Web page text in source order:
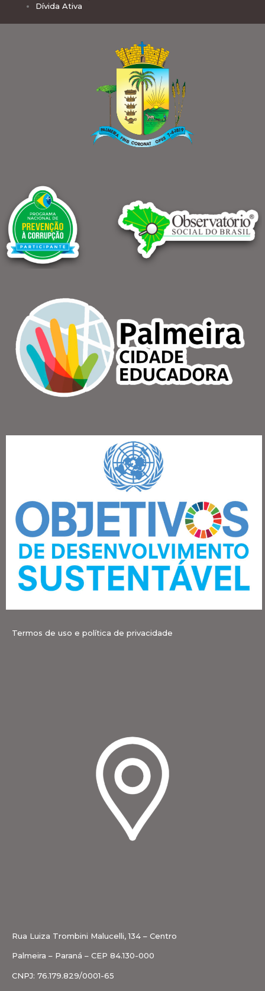
Dívida Ativa
Termos de uso e política de privacidade
Rua Luiza Trombini Malucelli, 134 – Centro
Palmeira – Paraná – CEP 84.130-000
CNPJ: 76.179.829/0001-65